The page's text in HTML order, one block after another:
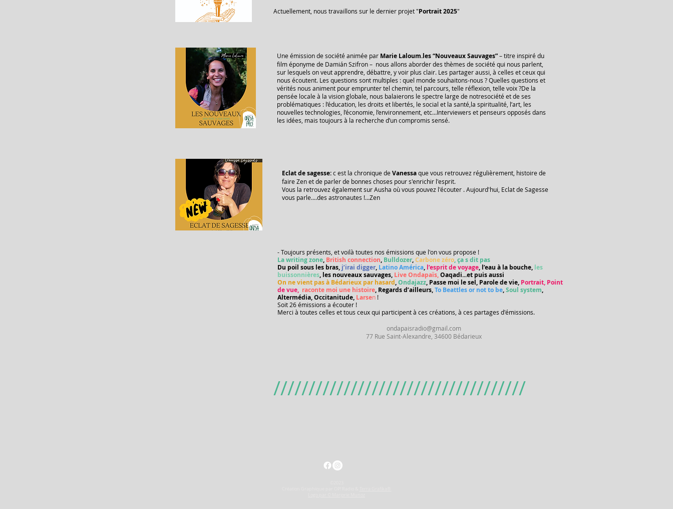
Actuellement, nous travaillons sur le dernier projet "Portrait 2025"​
​​​​​Une émission de société animée par Marie Laloum.les “Nouveaux Sauvages”– titre inspiré du
film éponyme de Damián Szifron – nous allons aborder des thèmes de société qui nous parlent,
sur lesquels on veut apprendre, débattre, y voir plus clair. Les partager aussi, à celles et ceux qui
nous écoutent. Les questions sont multiples : quel monde souhaitons-nous ? Quelles questions et
vérités nous animent pour emprunter tel chemin, tel parcours, telle réflexion, telle voix ?De la
pensée locale à la vision globale, nous balaierons le spectre large de notresociété et de ses
problématiques : l’éducation, les droits et libertés, le social et la santé,la spiritualité, l’art, les
nouvelles technologies, l’économie, l’environnement, etc…Interviewers et penseurs opposés dans
les idées, mais toujours à la recherche d’un compromis sensé.
Eclat de sagesse:c est la chronique de Vanessaque vous retrouvez régulièrement, histoire de
faire Zen et de parler de bonnes choses pour s'enrichir l'esprit.
Vous la retrouvez également sur Ausha où vous pouvez l'écouter . Aujourd'hui, Eclat de Sagesse
vous parle....des astronautes !...Zen
- Toujours présents, et voilà toutes nos émissions que l'on vous propose !
La writing zone, British connection, Bulldozer,Carbone zéro, ça s dit pas
Du poil sous les bras, j’irai digger, Latino América, l’esprit de voyage, l’eau à la bouche, les
buissonnières, les nouveaux sauvages, Live Ondapaïs,Oaqadi...et puis aussi
On ne vient pas à Bédarieux par hasard,Ondajazz, Passe moi le sel, Parole de vie, Portrait, Point
de vue, raconte moi une histoire, Regards d’ailleurs,To Beattles or not to be,Soul system,
Altermédia, Occitanitude, Larsen !
Soit 26 émissions a écouter !
Merci à toutes celles et tous ceux qui participent à ces créations, à ces partages d'émissions.
ondapaisradio@gmail.com
77 Rue Saint-Alexandre, 34600 Bédarieux
////////////////////////////////////